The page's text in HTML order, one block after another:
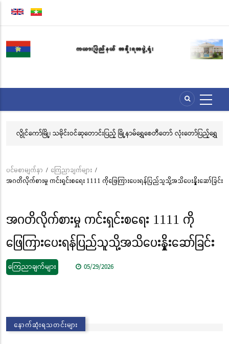
အဓိက
အကြောင်းအရာ
သွား
မည်
လွိုင်ကော်မြို့၊ သမိုင်းဝင်ဆုတောင်းပြည့် မြို့နာမ်ရွှေစေတီတော် လုံးတော်ပြည့်ရွှေ
ဘုံကထိန် အလှူတော်မင်္ဂလာအခမ်းအနား ကျင်းပ
Breadcrumb
ပင်မစာမျက်နှာ / ကြေညာချက်များ /
အဂတိလိုက်စားမှု ကင်းရှင်းစရေး 1111 ကိုဖြေကြားပေးရန်ပြည်သူသို့အသိပေးနှိုးဆော်ခြင်း
အဂတိလိုက်စားမှု ကင်းရှင်းစရေး 1111 ကို
ဖြေကြားပေးရန်ပြည်သူသို့အသိပေးနှိုးဆော်ခြင်း
ကြေညာချက်များ 05/29/2026
နောက်ဆုံးရသတင်းများ